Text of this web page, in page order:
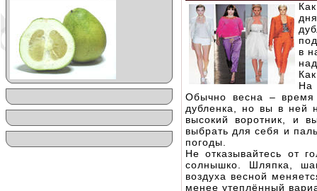
в
На
Обычно весна –
дубленка, но вы в ней
высокий воротник, и
выбрать для себя и
погоды.
Не отказывайтесь от
солнышко. Шляпка,
воздуха весной
менее утеплённый